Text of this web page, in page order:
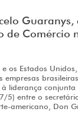
de Comércio
os Estados
liderança
entre o
americano, Don